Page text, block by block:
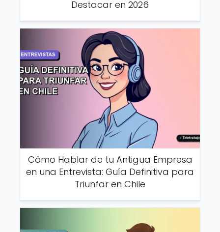
Destacar en 2026
Cómo Hablar de tu Antigua Empresa
en una Entrevista: Guía Definitiva para
Triunfar en Chile